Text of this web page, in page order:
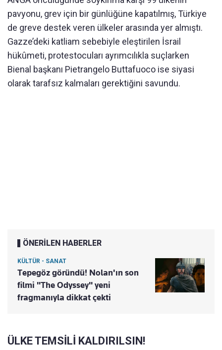
pavyonu, grev için bir günlüğüne kapatılmış, Türkiye
de greve destek veren ülkeler arasında yer almıştı.
Gazze’deki katliam sebebiyle eleştirilen İsrail
hükûmeti, protestocuları ayrımcılıkla suçlarken
Bienal başkanı Pietrangelo Buttafuoco ise siyasi
olarak tarafsız kalmaları gerektiğini savundu.
ÖNERİLEN HABERLER
KÜLTÜR - SANAT
Tepegöz göründü! Nolan'ın son
filmi "The Odyssey" yeni
fragmanıyla dikkat çekti
ÜLKE TEMSİLİ KALDIRILSIN!